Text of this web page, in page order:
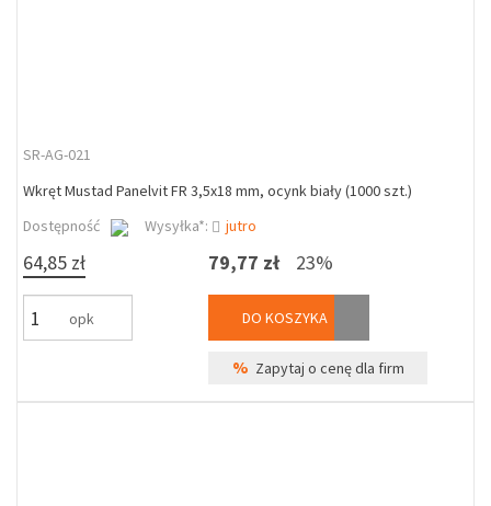
SR-AG-021
Wkręt Mustad Panelvit FR 3,5x18 mm, ocynk biały (1000 szt.)
Dostępność
Wysyłka*: jutro
64,85 zł
opk
79,77 zł 23%
DO KOSZYKA
% Zapytaj o cenę dla firm